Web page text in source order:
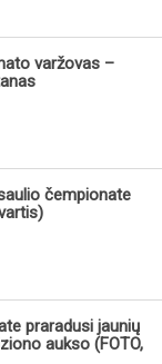
varžovas –
čempionate
praradusi jaunių
aukso (FOTO,